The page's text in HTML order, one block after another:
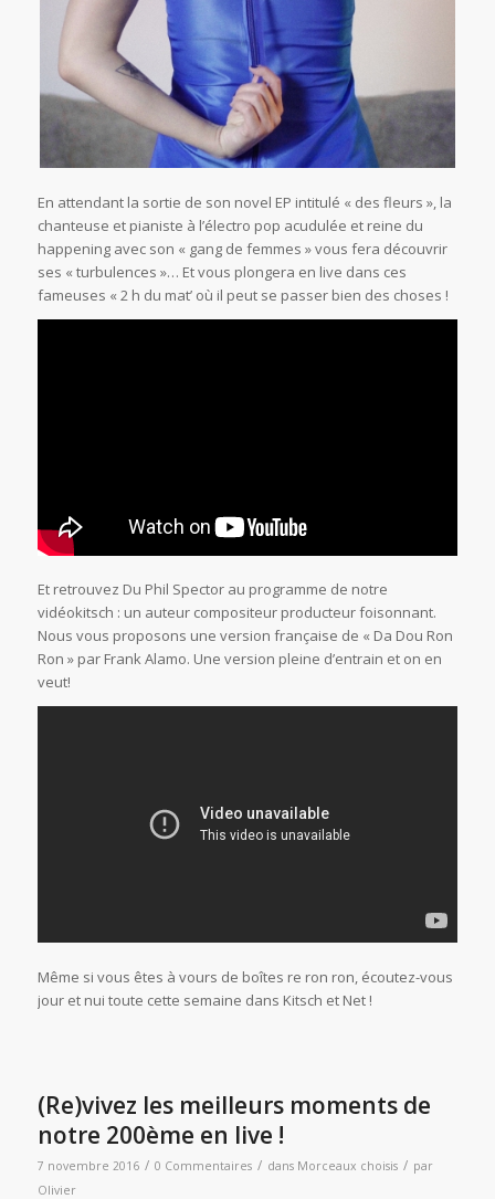
En attendant la sortie de son novel EP intitulé « des fleurs », la
chanteuse et pianiste à l’électro pop acudulée et reine du
happening avec son « gang de femmes » vous fera découvrir
ses « turbulences »… Et vous plongera en live dans ces
fameuses « 2 h du mat’ où il peut se passer bien des choses !
Et retrouvez Du Phil Spector au programme de notre
vidéokitsch : un auteur compositeur producteur foisonnant.
Nous vous proposons une version française de « Da Dou Ron
Ron » par Frank Alamo. Une version pleine d’entrain et on en
veut!
Même si vous êtes à vours de boîtes re ron ron, écoutez-vous
jour et nui toute cette semaine dans Kitsch et Net !
(Re)vivez les meilleurs moments de
notre 200ème en live !
7 novembre 2016 / 0 Commentaires / dans Morceaux choisis / par
Olivier